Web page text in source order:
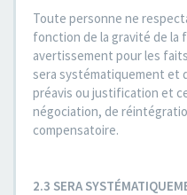
Toute personne ne
fonction de la gravité de la
avertissement pour les
sera systématiquement et
préavis ou justification et
négociation, de
compensatoire.
2.3 SERA